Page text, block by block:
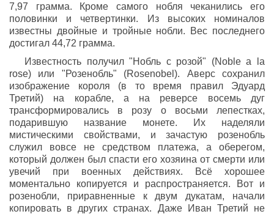
7,97 грамма. Кроме самого нобля чеканились его
половинки и четвертинки. Из высоких номиналов
известны двойные и тройные нобли. Вес последнего
достигал 44,72 грамма.
Известность получил "Нобль с розой" (Noble a la
rose) или "Розенобль" (Rosenobel). Аверс сохранил
изображение короля (в то время правил Эдуард
Третий) на корабле, а на реверсе восемь дуг
трансформировались в розу о восьми лепестках,
подарившую название монете. Их наделяли
мистическими свойствами, и зачастую розенобль
служил вовсе не средством платежа, а оберегом,
который должен был спасти его хозяина от смерти или
увечий при военных действиях. Всё хорошее
моментально копируется и распространяется. Вот и
розенобли, приравненные к двум дукатам, начали
копировать в других странах. Даже Иван Третий не